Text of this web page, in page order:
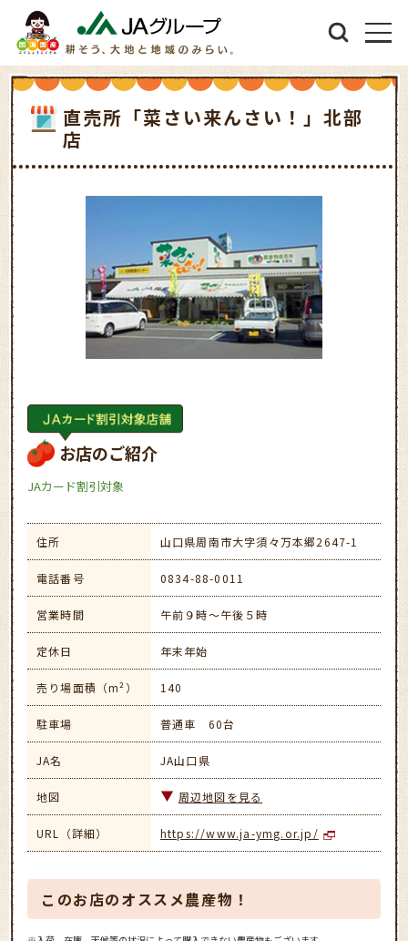
直売所「菜さい来んさい！」北部
店
お店のご紹介
JAカード割引対象
住所 山口県周南市大字須々万本郷2647-1
電話番号 0834-88-0011
営業時間 午前９時～午後５時
定休日 年末年始
売り場面積（m²） 140
駐車場 普通車 60台
JA名 JA山口県
地図 周辺地図を見る
URL（詳細） https://www.ja-ymg.or.jp/
このお店のオススメ農産物！